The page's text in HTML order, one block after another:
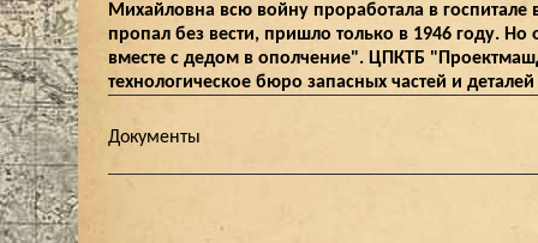
Михайловна всю войну проработала в
пропал без вести, пришло только в 1946 году.
вместе с дедом в ополчение". ЦПКТБ
технологическое бюро запасных частей и
Документы